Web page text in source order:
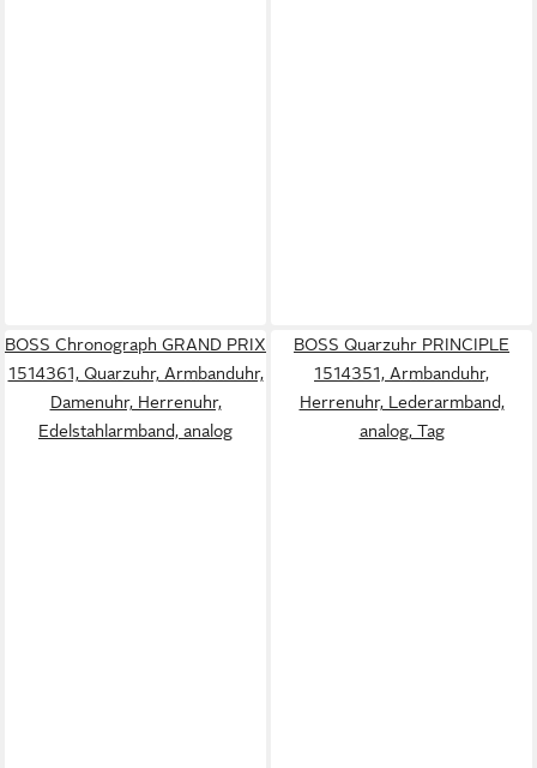
BOSS Chronograph GRAND PRIX
1514361, Quarzuhr, Armbanduhr,
Damenuhr, Herrenuhr,
Edelstahlarmband, analog
BOSS Quarzuhr PRINCIPLE
1514351, Armbanduhr,
Herrenuhr, Lederarmband,
analog, Tag